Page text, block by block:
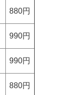
880円
990円
990円
880円